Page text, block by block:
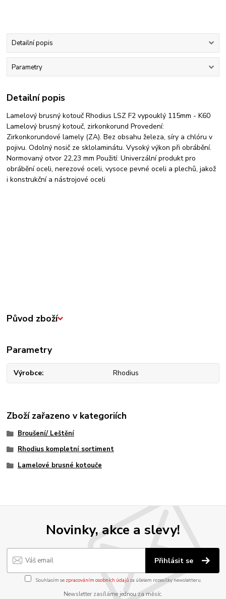
Detailní popis
Parametry
Detailní popis
Lamelový brusný kotouč Rhodius LSZ F2 vypouklý 115mm - K60
Lamelový brusný kotouč, zirkonkorund Provedení:
Zirkonkorundové lamely (ZA). Bez obsahu železa, síry a chlóru v
pojivu. Odolný nosič ze sklolaminátu. Vysoký výkon při obrábění.
Normovaný otvor 22,23 mm Použití: Univerzální produkt pro
obrábění oceli, nerezové oceli, vysoce pevné oceli a plechů, jakož
i konstrukční a nástrojové oceli
Původ zboží
Parametry
Výrobce Rhodius
Zboží zařazeno v kategoriích
Broušení/ Leštění
Rhodius kompletní sortiment
Lamelové brusné kotouče
Novinky, akce a slevy!
Přihlásit se
Souhlasím se zpracováním osobních údajůza účelem rozesílky newsletteru.
Newsletter zasíláme jednou za měsíc.